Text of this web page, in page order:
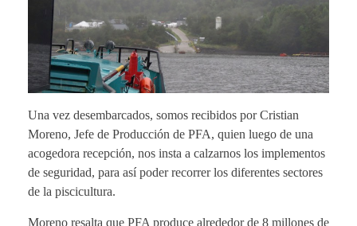
Una vez desembarcados, somos recibidos por Cristian
Moreno, Jefe de Producción de PFA, quien luego de una
acogedora recepción, nos insta a calzarnos los implementos
de seguridad, para así poder recorrer los diferentes sectores
de la piscicultura.
Moreno resalta que PFA produce alrededor de 8 millones de